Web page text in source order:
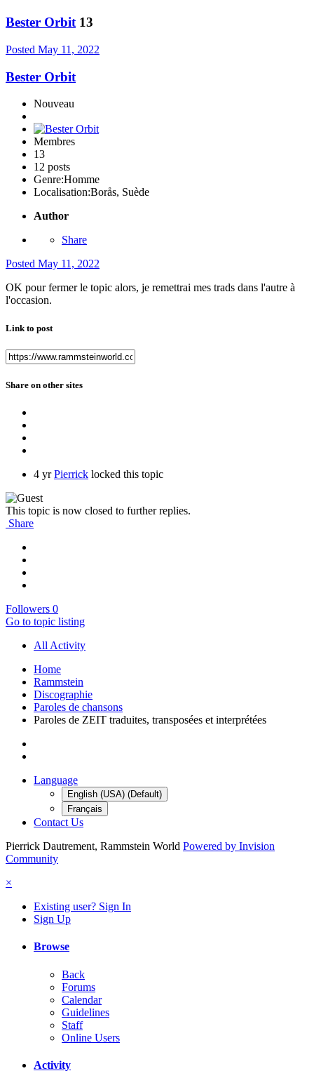
Bester Orbit 13
Posted May 11, 2022
Bester Orbit
Nouveau
Membres
13
12 posts
Genre:Homme
Localisation:Borås, Suède
Author
Share
Posted May 11, 2022
OK pour fermer le topic alors, je remettrai mes trads dans l'autre à
l'occasion.
Link to post
Share on other sites
4 yr Pierrick locked this topic
This topic is now closed to further replies.
Share
Followers 0
Go to topic listing
All Activity
Home
Rammstein
Discographie
Paroles de chansons
Paroles de ZEIT traduites, transposées et interprétées
Language
English (USA) (Default)
Français
Contact Us
Pierrick Dautrement, Rammstein World Powered by Invision
Community
×
Existing user? Sign In
Sign Up
Browse
Back
Forums
Calendar
Guidelines
Staff
Online Users
Activity